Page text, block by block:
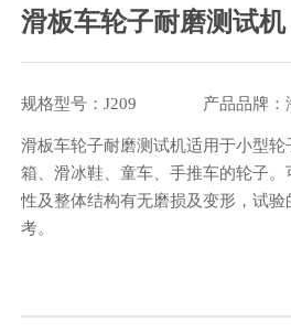
滑板车轮子耐磨测试机
规格型号：J209 产品品牌：
滑板车轮子耐磨测试机适用于小型
箱、滑冰鞋、童车、手推车的轮子
性及整体结构有无磨损及变形，试
考。